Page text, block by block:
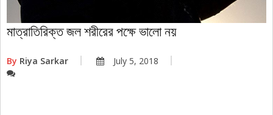
মাত্রাতিরিক্ত জল শরীরের পক্ষে ভালো নয়
By Riya Sarkar July 5, 2018